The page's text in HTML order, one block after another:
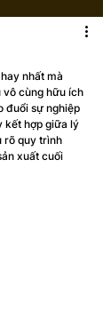
nhất mà
vô cùng hữu ích
đuổi sự nghiệp
kết hợp giữa lý
rõ quy trình
xuất cuối